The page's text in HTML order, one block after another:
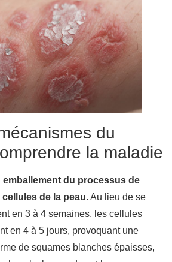
du
la maladie
emballement du processus de
de la peau. Au lieu de se
en 3 à 4 semaines, les cellules
en 4 à 5 jours, provoquant une
de squames blanches épaisses,